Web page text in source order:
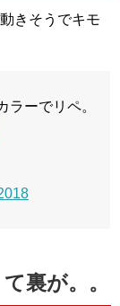
きそうでキモ
ラーでリペ。
裏が。。